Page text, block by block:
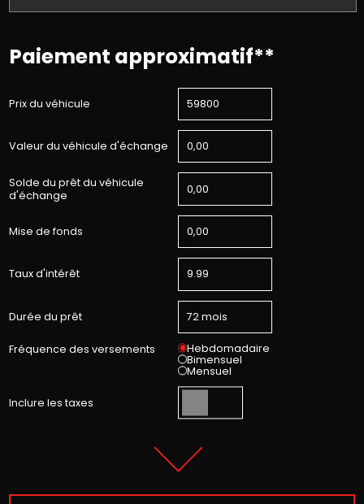
Paiement approximatif**
Prix du véhicule
Valeur du véhicule d'échange
Solde du prêt du véhicule
d'échange
Mise de fonds
Taux d'intérêt
Durée du prêt
Fréquence des versements
Hebdomadaire
Bimensuel
Mensuel
Inclure les taxes